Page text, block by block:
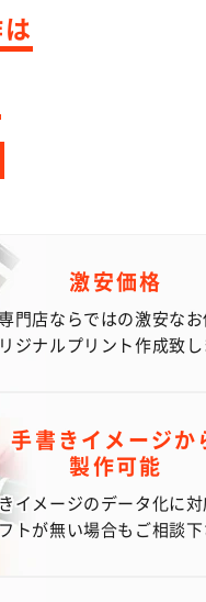
激安価格
門店ならではの激安なお
ジナルプリント作成致し
手書きイメージか
製作可能
イメージのデータ化に
トが無い場合もご相談下